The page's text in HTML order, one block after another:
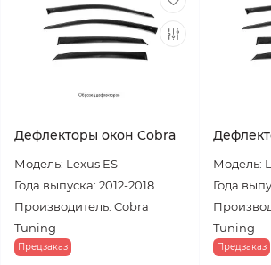
Дефлекторы окон Cobra
Модель: Lexus ES
Года выпуска: 2012-2018
Производитель: Cobra
Tuning
Предзаказ
Модель:
Года
Tuning
Предзаказ